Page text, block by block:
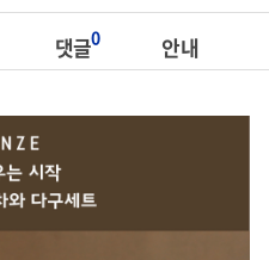
댓글0 안내